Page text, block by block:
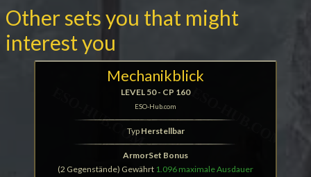
Other sets you that might
interest you
Mechanikblick
LEVEL 50 - CP 160
ESO-Hub.com
Typ Herstellbar
ArmorSet Bonus
(2 Gegenstände) Gewährt 1.096 maximale Ausdauer